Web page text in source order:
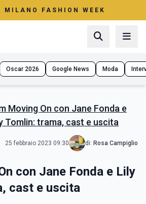
MILANO FASHION WEEK
Oscar 2026 Google News Moda
Moving On con Jane Fonda e
Tomlin: trama, cast e uscita
25 febbraio 2023 09:30 di: Rosa Campiglio
con Jane Fonda e Lily
cast e uscita